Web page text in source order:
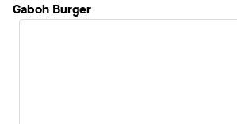
Gaboh Burger